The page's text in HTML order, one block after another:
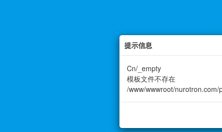
提示信息
Cn/_empty
模板文件不存在
/www/wwwroot/